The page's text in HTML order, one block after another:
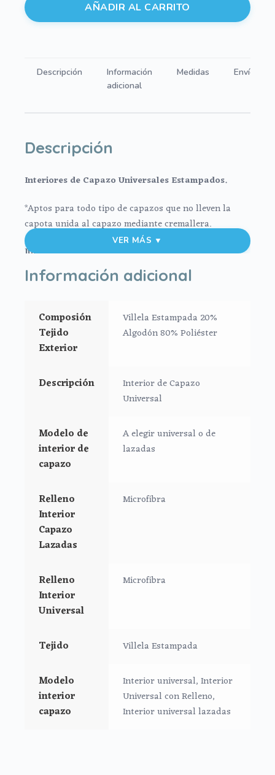
Universales
AÑADIR AL CARRITO
Descripción
Información
adicional
Medidas Envíos
Descripción
Interiores de Capazo Universales Estampados.
*Aptos para todo tipo de capazos que no lleven la
capota unida al capazo mediante cremallera.
Interior universal:
*En tejido Villela Estampada.
*Tiras con velcro para el asa de la capota.
Puedes elegir interior universal normal o con
relleno
Medidas:
Ancho: 32 cm
Interior universal Lazadas:
*Relleno en los laterales.
*Lazos laterales para atar a los lados.
Medidas:
Alto: 26 cm
Ancho: 32 cm
VER MÁS ▼
Información adicional
Composión
Tejido
Exterior
Villela Estampada 20%
Algodón 80% Poliéster
Descripción
Interior de Capazo
Universal
Modelo de
interior de
capazo
A elegir universal o de
lazadas
Relleno
Interior
Capazo
Lazadas
Microfibra
Relleno
Interior
Universal
Microfibra
Tejido Villela Estampada
Modelo
interior
capazo
Interior universal, Interior
Universal con Relleno,
Interior universal lazadas